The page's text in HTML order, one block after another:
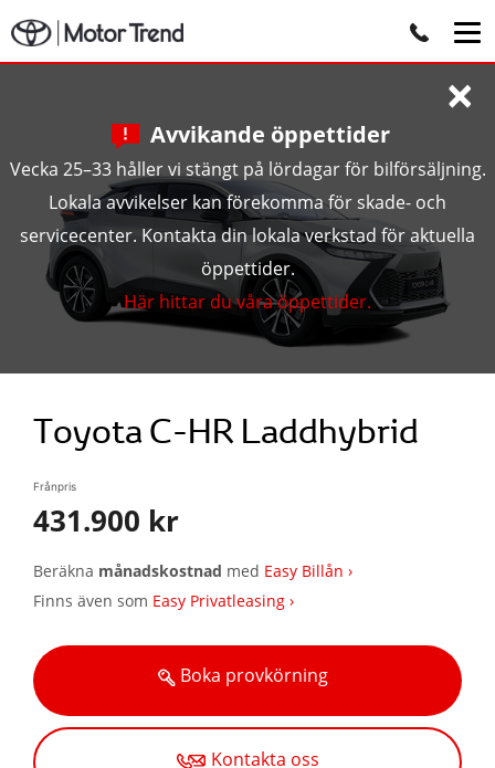
Avvikande öppettider
Vecka 25–33 håller vi stängt på lördagar för bilförsäljning.
Lokala avvikelser kan förekomma för skade- och
servicecenter. Kontakta din lokala verkstad för aktuella
öppettider.
Här hittar du våra öppettider.
×
Toyota C-HR Laddhybrid
Frånpris
431.900 kr
Beräkna månadskostnad med Easy Billån ›
Finns även som Easy Privatleasing ›
Boka provkörning
Kontakta oss